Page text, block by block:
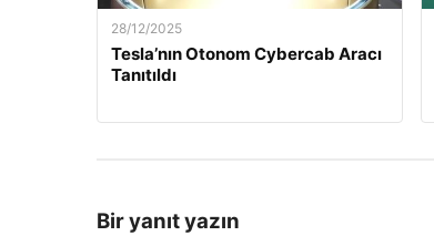
28/12/2025
Tesla’nın Otonom Cybercab Aracı
Tanıtıldı
Bir yanıt yazın